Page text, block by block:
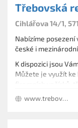
Třebovská
Cihlářova 14/1,
Nabízíme
české i
K dispozici jsou
Můžete je využít
firemních večírků,
www.trebovska.cz